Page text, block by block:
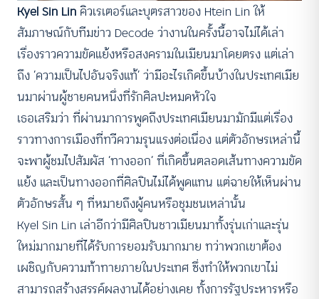
Kyel Sin Linคิวเรเตอร์และบุตรสาวของ Htein Lin ให้
สัมภาษณ์กับทีมข่าว Decode ว่างานในครั้งนี้อาจไม่ได้เล่า
เรื่องราวความขัดแย้งหรือสงครามในเมียนมาโดยตรง แต่เล่า
ถึง ‘ความเป็นไปอันจริงแท้’ ว่ามีอะไรเกิดขึ้นบ้างในประเทศเมีย
นมาผ่านผู้ชายคนหนึ่งที่รักศิลปะหมดหัวใจ
เธอเสริมว่า ที่ผ่านมาการพูดถึงประเทศเมียนมามักมีแต่เรื่อง
ราวทางการเมืองที่ทวีความรุนแรงต่อเนื่อง แต่ตัวอักษรเหล่านี้
จะพาผู้ชมไปสัมผัส ‘ทางออก’ ที่เกิดขึ้นตลอดเส้นทางความขัด
แย้ง และเป็นทางออกที่ศิลปินไม่ได้พูดแทน แต่ฉายให้เห็นผ่าน
ตัวอักษรสั้น ๆ ที่หมายถึงผู้คนหรือชุมชนเหล่านั้น
Kyel Sin Lin เล่าอีกว่ามีศิลปินชาวเมียนมาทั้งรุ่นเก่าและรุ่น
ใหม่มากมายที่ได้รับการยอมรับมากมาย ทว่าพวกเขาต้อง
เผชิญกับความท้าทายภายในประเทศ ซึ่งทำให้พวกเขาไม่
สามารถสร้างสรรค์ผลงานได้อย่างเคย ทั้งการรัฐประหารหรือ